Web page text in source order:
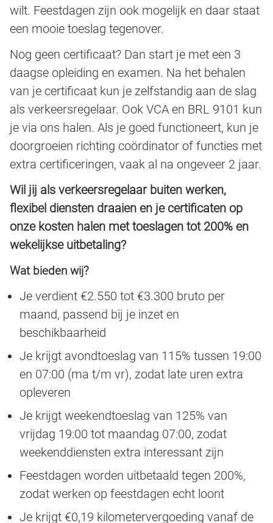
wilt. Feestdagen zijn ook mogelijk en daar staat
een mooie toeslag tegenover.
Nog geen certificaat? Dan start je met een 3
daagse opleiding en examen. Na het behalen
van je certificaat kun je zelfstandig aan de slag
als verkeersregelaar. Ook VCA en BRL 9101 kun
je via ons halen. Als je goed functioneert, kun je
doorgroeien richting coördinator of functies met
extra certificeringen, vaak al na ongeveer 2 jaar.
Wil jij als verkeersregelaar buiten werken,
flexibel diensten draaien en je certificaten op
onze kosten halen met toeslagen tot 200% en
wekelijkse uitbetaling?
Wat bieden wij?
Je verdient €2.550 tot €3.300 bruto per
maand, passend bij je inzet en
beschikbaarheid
Je krijgt avondtoeslag van 115% tussen 19:00
en 07:00 (ma t/m vr), zodat late uren extra
opleveren
Je krijgt weekendtoeslag van 125% van
vrijdag 19:00 tot maandag 07:00, zodat
weekenddiensten extra interessant zijn
Feestdagen worden uitbetaald tegen 200%,
zodat werken op feestdagen echt loont
Je krijgt €0,19 kilometervergoeding vanaf de